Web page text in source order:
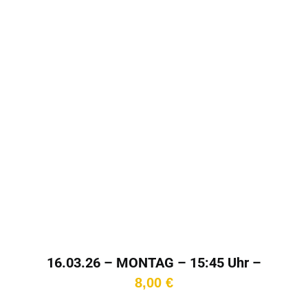
16.03.26 – MONTAG – 15:45 Uhr –
Kinotag
8,00 €